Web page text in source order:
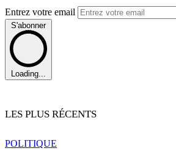
Entrez votre email
S'abonner
Loading...
LES PLUS RÉCENTS
POLITIQUE